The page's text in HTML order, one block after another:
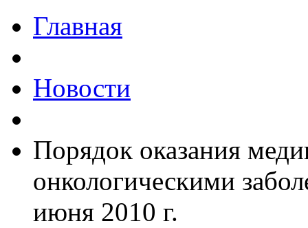
Главная
Новости
Порядок оказания
онкологическими
июня 2010 г.